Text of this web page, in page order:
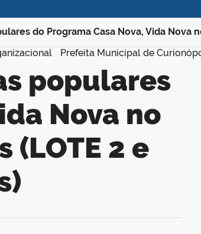
do Programa Casa Nova, Vida Nova
Prefeita Municipal de
Nova no
2 e